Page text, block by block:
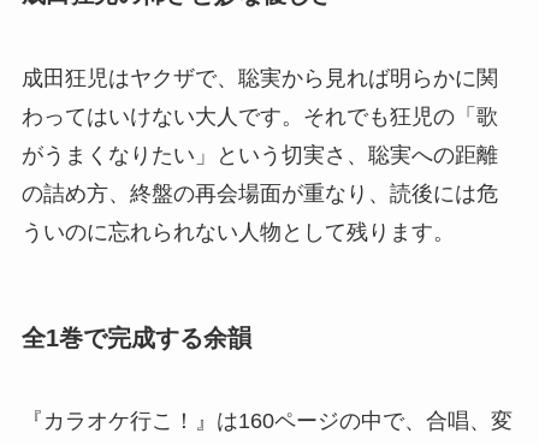
成田狂児はヤクザで、聡実から見れば明らかに関
わってはいけない大人です。それでも狂児の「歌
がうまくなりたい」という切実さ、聡実への距離
の詰め方、終盤の再会場面が重なり、読後には危
ういのに忘れられない人物として残ります。
全1巻で完成する余韻
『カラオケ行こ！』は160ページの中で、合唱、変